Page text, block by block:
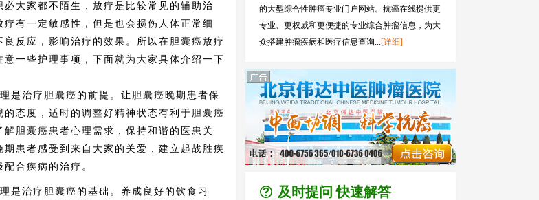
家都不陌生，放疗是比较常见的辅助治
疗有一定敏感性，但是也会损伤人体正常细
良反应，影响治疗的效果。所以在胆囊癌放疗
意一些护理事项，下面就为大家具体介绍一下
治疗胆囊癌的前提。让胆囊癌晚期患者保
的态度，适时的调整好精神状态有利于胆囊癌
解胆囊癌患者心理需求，保持和谐的医患关
期患者感受到来自大家的关爱，建立起战胜疾
合疾病的治疗。
治疗胆囊癌的基础。养成良好的饮食习
的大型综合性肿瘤专业门户网站。抗癌在线提供更
专业、更权威和更便捷的专业综合肿瘤信息，为大
众搭建肿瘤疾病和医疗信息查询...[详细]
及时提问 快速解答